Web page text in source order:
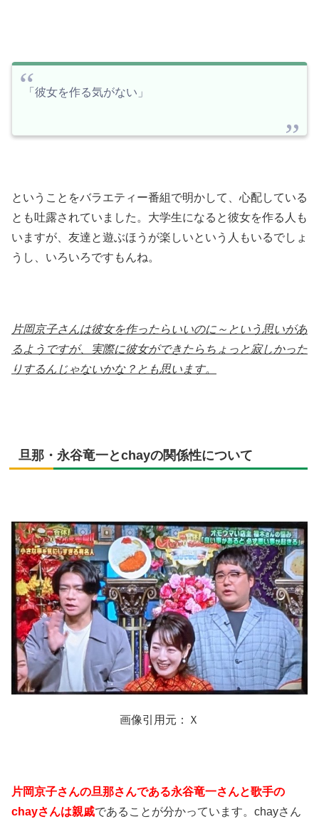
「彼女を作る気がない」
ということをバラエティー番組で明かして、心配している
とも吐露されていました。大学生になると彼女を作る人も
いますが、友達と遊ぶほうが楽しいという人もいるでしょ
うし、いろいろですもんね。
片岡京子さんは彼女を作ったらいいのに～という思いがあ
るようですが、実際に彼女ができたらちょっと寂しかった
りするんじゃないかな？とも思います。
旦那・永谷竜一とchayの関係性について
画像引用元：Ｘ
片岡京子さんの旦那さんである永谷竜一さんと歌手の
chayさんは親戚であることが分かっています。chayさん